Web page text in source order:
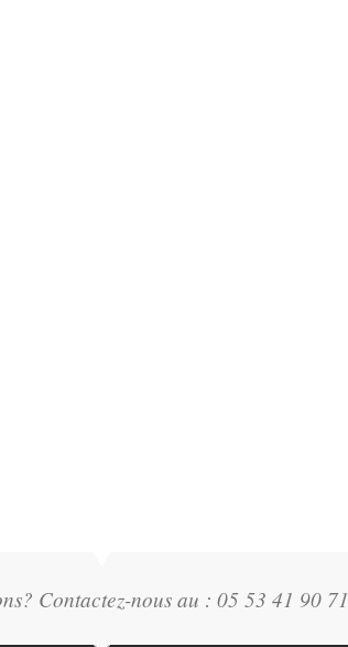
Contactez-nous au : 05 53 41 90 71